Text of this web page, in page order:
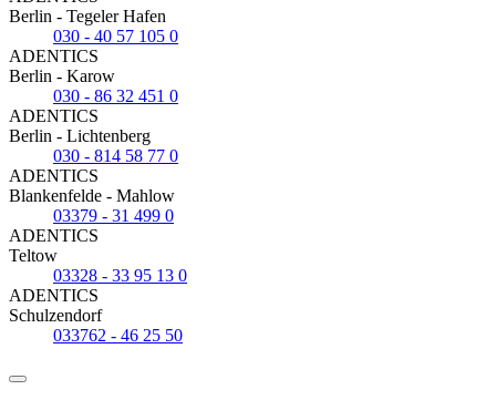
Berlin - Tegeler Hafen
030 - 40 57 105 0
ADENTICS
Berlin - Karow
030 - 86 32 451 0
ADENTICS
Berlin - Lichtenberg
030 - 814 58 77 0
ADENTICS
Blankenfelde - Mahlow
03379 - 31 499 0
ADENTICS
Teltow
03328 - 33 95 13 0
ADENTICS
Schulzendorf
033762 - 46 25 50